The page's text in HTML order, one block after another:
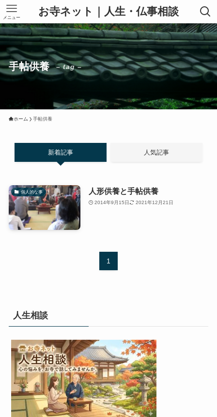
お寺ネット｜人生・仏事相談
メニュー
手帖供養 – tag –
ホーム 手帖供養
新着記事 人気記事
個人的な事 人形供養と手帖供養
2014年9月15日 2021年12月21日
1
人生相談